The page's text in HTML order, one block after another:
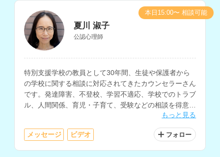
夏川 淑子
公認心理師
特別支援学校の教員として30年間、生徒や保護者から
の学校に関する相談に対応されてきたカウンセラーさん
です。発達障害、不登校、学習不適応、学校でのトラブ
ル、人間関係、育児・子育て、受験などの相談を得意と
もっと見る
メッセージ ビデオ フォロー
本日15:00〜 相談可能